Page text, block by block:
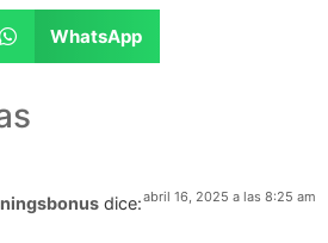
WhatsApp
dice:abril 16, 2025 a las 8:25 am